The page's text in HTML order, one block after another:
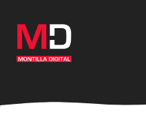
contenido
principal